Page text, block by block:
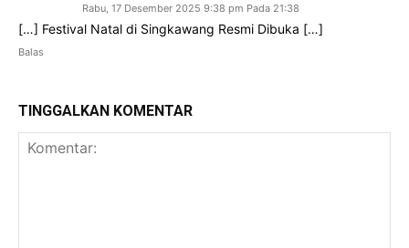
Rabu, 17 Desember 2025 9:38 pm Pada 21:38
[…] Festival Natal di Singkawang Resmi Dibuka […]
Balas
TINGGALKAN KOMENTAR